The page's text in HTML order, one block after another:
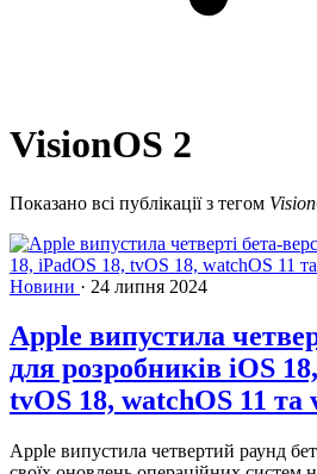
VisionOS 2
Показано всі публікації з тегом
Новини · 24 липня 2024
Apple випустила
для розробників iOS
tvOS 18, watchOS 11 та
Apple випустила четвертий раунд